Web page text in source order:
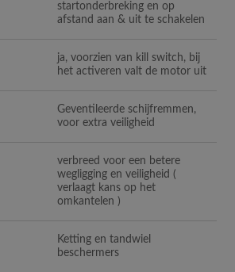
startonderbreking en op
afstand aan & uit te schakelen
ja, voorzien van kill switch, bij
het activeren valt de motor uit
Geventileerde schijfremmen,
voor extra veiligheid
verbreed voor een betere
wegligging en veiligheid (
verlaagt kans op het
omkantelen )
Ketting en tandwiel
beschermers